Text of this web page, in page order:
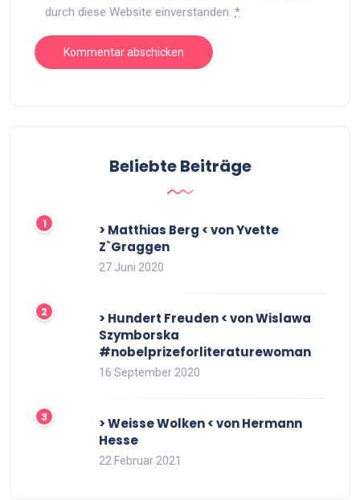
durch diese Website einverstanden. *
Beliebte Beiträge
> Matthias Berg < von Yvette
Z`Graggen
27 Juni 2020
> Hundert Freuden < von Wislawa
Szymborska
#nobelprizeforliteraturewoman
16 September 2020
> Weisse Wolken < von Hermann
Hesse
22 Februar 2021